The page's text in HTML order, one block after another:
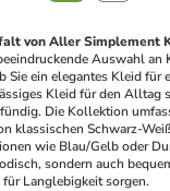
von Aller Simplement
Auswahl an
Sie ein elegantes Kleid für
Kleid für den Alltag
Die Kollektion
klassischen Schwarz-
wie Blau/Gelb oder
sondern auch
Langlebigkeit sorgen.